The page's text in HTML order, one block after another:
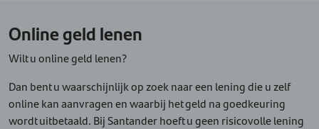
Online geld lenen
Wilt u online geld lenen?
Dan bent u waarschijnlijk op zoek naar een lening die u zelf
online kan aanvragen en waarbij het geld na goedkeuring
wordt uitbetaald. Bij Santander hoeft u geen risicovolle lening